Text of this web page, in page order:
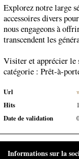
Explorez notre large
accessoires divers
nous engageons à
transcendent les
Visiter et apprécier le
catégorie : Prêt-à-
Url
Hits
Date de validation
Informations sur la